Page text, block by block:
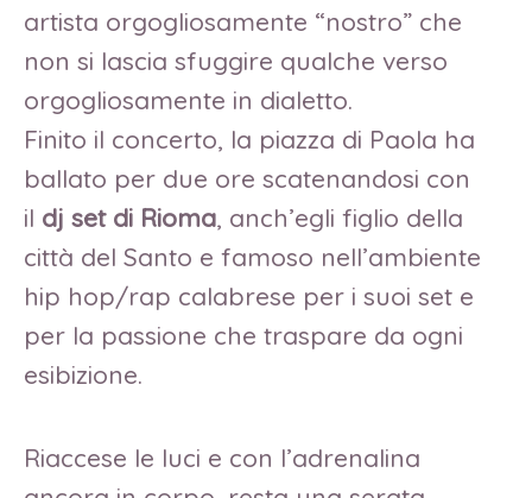
artista orgogliosamente “nostro” che
non si lascia sfuggire qualche verso
orgogliosamente in dialetto.
Finito il concerto, la piazza di Paola ha
ballato per due ore scatenandosi con
il dj set di Rioma, anch’egli figlio della
città del Santo e famoso nell’ambiente
hip hop/rap calabrese per i suoi set e
per la passione che traspare da ogni
esibizione.
Riaccese le luci e con l’adrenalina